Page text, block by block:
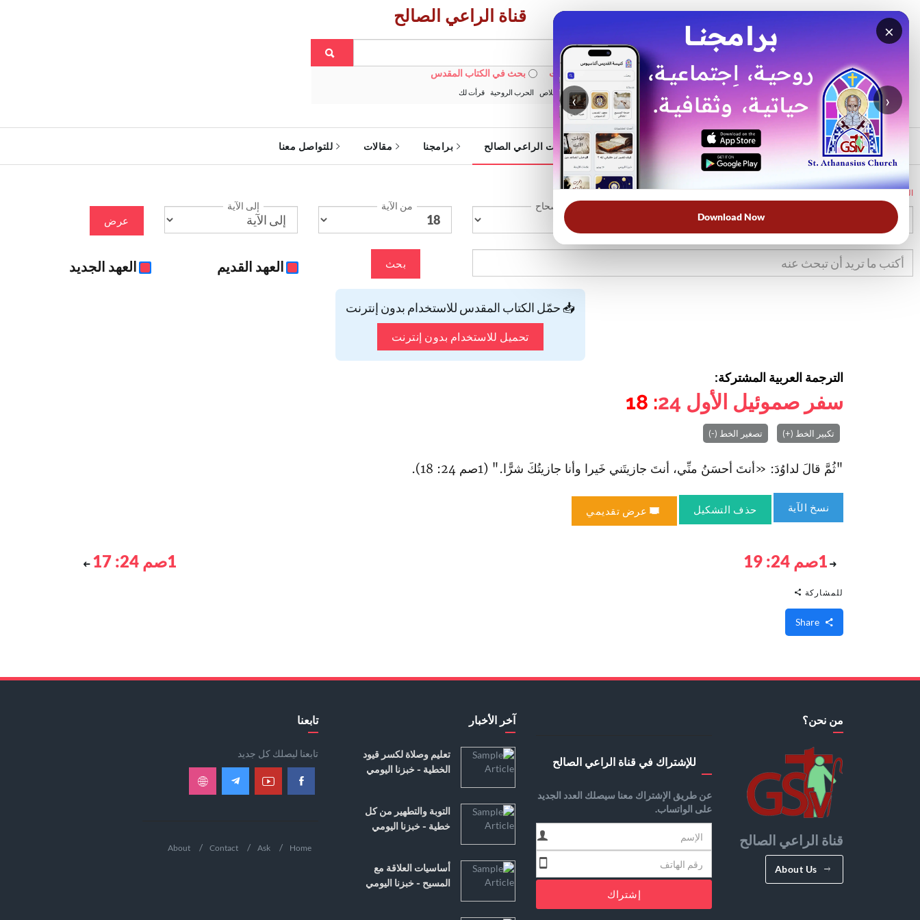
×
‹ ›
Download Now
قناة الراعي الصالح
بحث في الويبسايت بحث في الكتاب المقدس
الأكثر بحثًا: خبزنا اليومي الخلاص الحرب الروحية قرأت لك
الرئيسية خدمات الراعي الصالح برامجنا مقالات للتواصل معنا
الرئيسية
الإصحاح من الآية إلى الآية
عرض
بحث العهد القديم العهد الجديد
📥 حمّل الكتاب المقدس للاستخدام بدون إنترنت
تحميل للاستخدام بدون إنترنت
الترجمة العربية المشتركة:
سفر صموئيل الأول 24
: 18
تكبير الخط (+) تصغير الخط (-)
"ثُمَّ قالَ لداوُدَ: «أنتَ أحسَنُ منِّي، أنتَ جازيتَني خَيرا وأنا جازيتُكَ شرًّا." (1صم 24: 18).
نسخ الآية حذف التشكيل عرض تقديمي
1صم 24: 19 1صم 24: 17
للمشاركة
من نحن؟
قناة الراعي الصالح
About Us
للإشتراك في قناة الراعي الصالح
عن طريق الإشتراك معنا سيصلك العدد الجديد
على الواتساب.
إشتراك
آخر الأخبار
تعليم وصلاة لكسر قيود
الخطية - خبزنا اليومي
التوبة والتطهير من كل
خطية - خبزنا اليومي
أساسيات العلاقة مع
المسيح - خبزنا اليومي
تابعنا
تابعنا ليصلك كل جديد
Home
Ask
Contact
About